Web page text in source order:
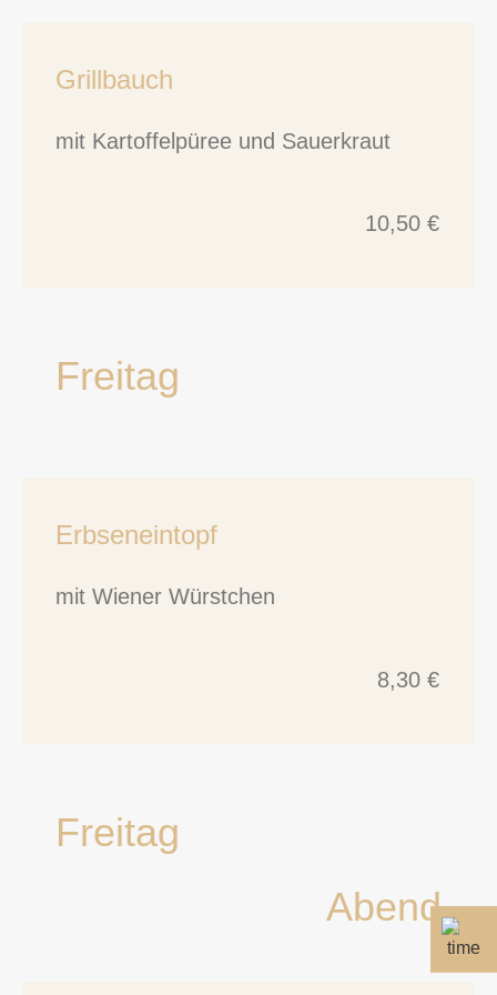
Grillbauch
mit Kartoffelpüree und Sauerkraut
10,50 €
Freitag
Erbseneintopf
mit Wiener Würstchen
8,30 €
Freitag
Abend